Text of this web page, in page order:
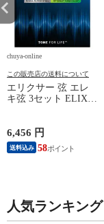
chuya-online
この販売店の送料について
エリクサー 弦 エレ
キ弦 3セット ELIXIR
レキギター弦 3セッ
ト オプティウェブ
スーパーライト
6,456 円
送料込み 58
人気ランキング